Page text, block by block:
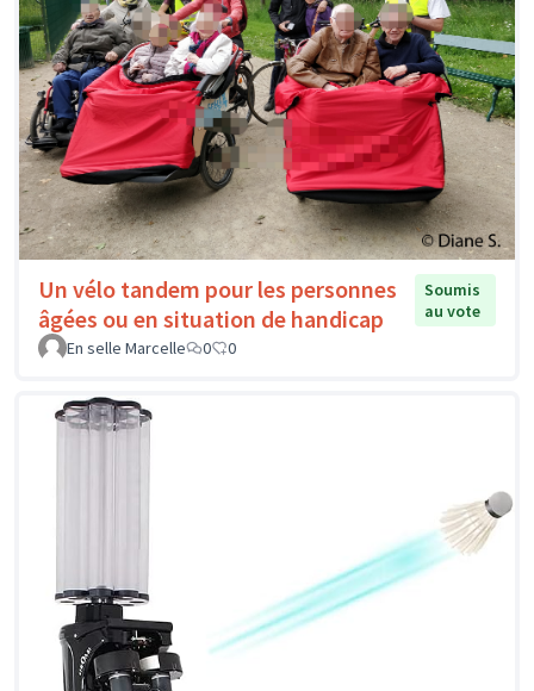
Un vélo tandem pour les personnes
âgées ou en situation de handicap
Soumis
au vote
En selle Marcelle
0 0